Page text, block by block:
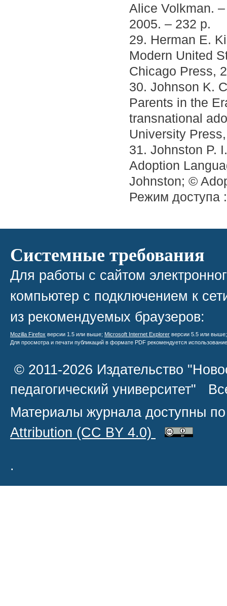
Alice Volkman.
2005. – 232 p.
29. Herman E.
Modern United
Chicago Press,
30. Johnson K.
Parents in the
transnational
University
31. Johnston P.
Adoption
Johnston; ©
Режим доступа
Системные требования
Для работы с сайтом
компьютер с подключением к
из рекомендуемых браузеров:
Mozilla Firefox версии 1.5 или выше; Microsoft Internet Explorer версии 5.5 или
Для просмотра и печати публикаций в формате PDF рекомендуется
© 2011-2026 Издательство
педагогический университет"
Материалы журнала доступны
Attribution (CC BY 4.0)
.